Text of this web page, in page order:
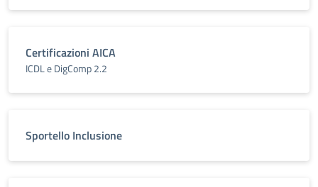
Certificazioni AICA
ICDL e DigComp 2.2
Sportello Inclusione